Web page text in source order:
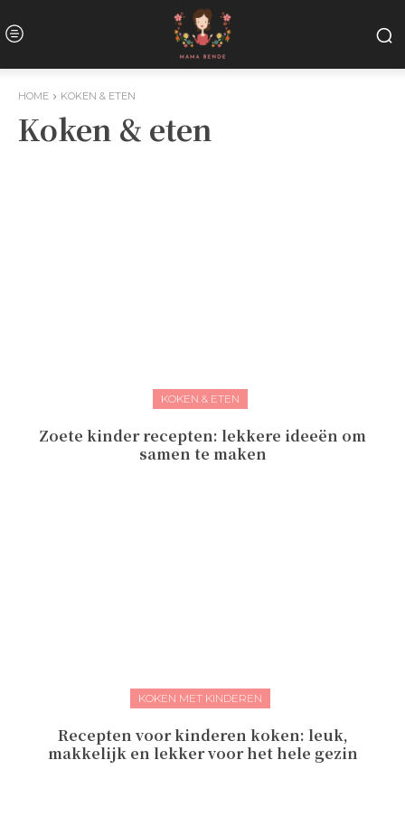
HOME KOKEN & ETEN
Koken & eten
KOKEN & ETEN
Zoete kinder recepten: lekkere ideeën om
samen te maken
KOKEN MET KINDEREN
Recepten voor kinderen koken: leuk,
makkelijk en lekker voor het hele gezin